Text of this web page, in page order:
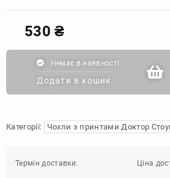
530₴
Немає в наявності
Додати в кошик
Категорії: Чохли з принтами Доктор
Термін доставки: Ціна